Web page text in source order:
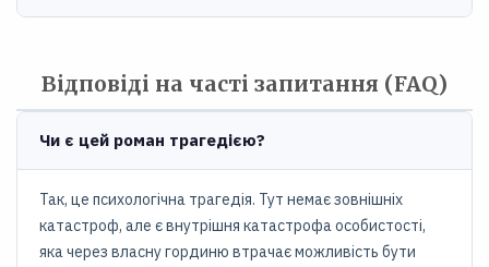
Відповіді на часті запитання (FAQ)
Чи є цей роман трагедією?
Так, це психологічна трагедія. Тут немає зовнішніх
катастроф, але є внутрішня катастрофа особистості,
яка через власну гординю втрачає можливість бути